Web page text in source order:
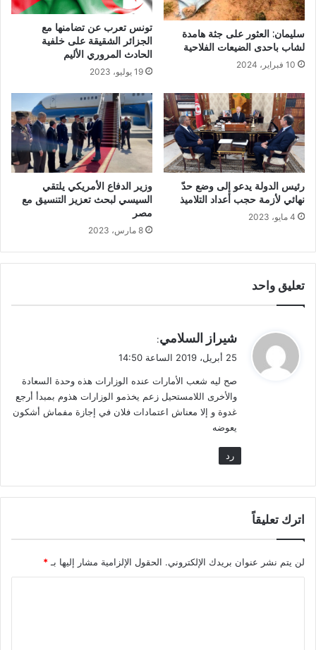
سليمان: العثور على جثة هامدة
لشاب باحدى الضيعات الفلاحية
10 فبراير، 2024
تونس تعرب عن تضامنها مع
الجزائر الشقيقة على خلفية
الحادث المروري الأليم
19 يوليو، 2023
رئيس الدولة يدعو إلى وضع حدّ
نهائي لأزمة حجب أعداد التلاميذ
4 مايو، 2023
وزير الدفاع الأمريكي يلتقي
السيسي لبحث تعزيز التنسيق مع
مصر
8 مارس، 2023
تعليق واحد
ي
ل
شيراز السلامي:
25 أبريل، 2019 الساعة 14:50
صح ليه شعب الأمارات عنده الوزارات هذه وحدة السعادة
والأخرى اللامستحيل زعم يخذمو الوزارات هذوم بمبدأ أرجع
غدوة و إلا معناش اعتمادات فلان في إجازة مفماش أشكون
يعوضه
رد
اترك تعليقاً
لن يتم نشر عنوان بريدك الإلكتروني. الحقول الإلزامية مشار إليها بـ *